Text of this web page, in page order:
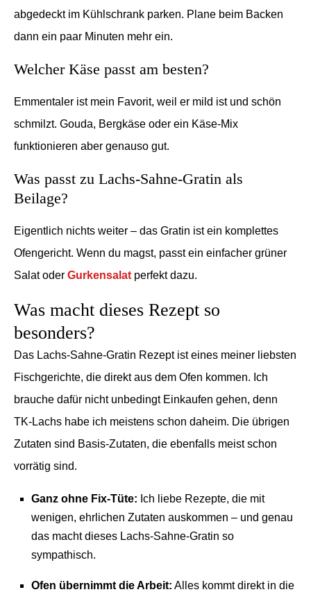
abgedeckt im Kühlschrank parken. Plane beim Backen
dann ein paar Minuten mehr ein.
Welcher Käse passt am besten?
Emmentaler ist mein Favorit, weil er mild ist und schön
schmilzt. Gouda, Bergkäse oder ein Käse-Mix
funktionieren aber genauso gut.
Was passt zu Lachs-Sahne-Gratin als
Beilage?
Eigentlich nichts weiter – das Gratin ist ein komplettes
Ofengericht. Wenn du magst, passt ein einfacher grüner
Salat oder Gurkensalat perfekt dazu.
Was macht dieses Rezept so
besonders?
Das Lachs-Sahne-Gratin Rezept ist eines meiner liebsten
Fischgerichte, die direkt aus dem Ofen kommen. Ich
brauche dafür nicht unbedingt Einkaufen gehen, denn
TK-Lachs habe ich meistens schon daheim. Die übrigen
Zutaten sind Basis-Zutaten, die ebenfalls meist schon
vorrätig sind.
Ganz ohne Fix-Tüte: Ich liebe Rezepte, die mit
wenigen, ehrlichen Zutaten auskommen – und genau
das macht dieses Lachs-Sahne-Gratin so
sympathisch.
Ofen übernimmt die Arbeit: Alles kommt direkt in die